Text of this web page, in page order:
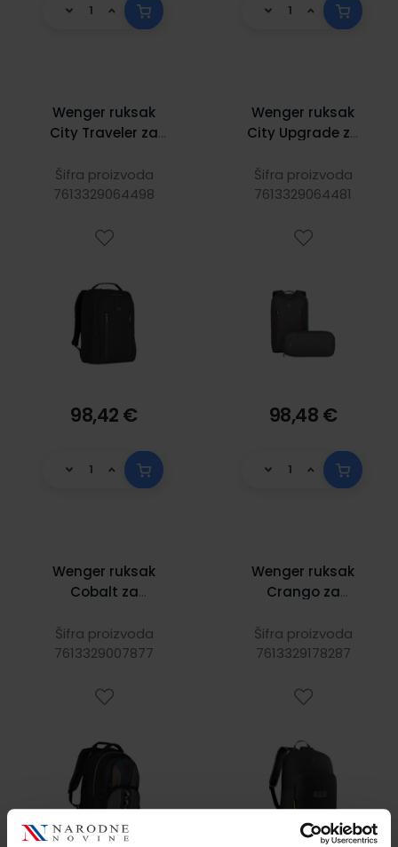
Wenger ruksak
City Traveler za
16", crni
Šifra proizvoda
7613329064498
98,42 €
Wenger ruksak
City Upgrade za
sa dodatnom
torbom, sivi
Šifra proizvoda
7613329064481
98,48 €
Wenger ruksak
Cobalt za
16", crni
Šifra proizvoda
7613329007877
Wenger ruksak
Crango za
16", crni
Šifra proizvoda
7613329178287